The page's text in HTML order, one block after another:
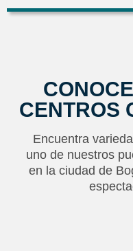
CENTROS
Encuentra
uno de nuestros
en la ciudad de